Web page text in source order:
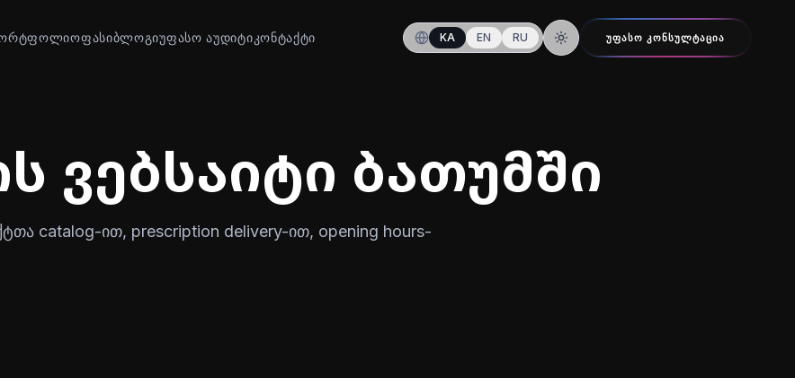
ᲤᲐᲡᲘᲑᲚᲝᲒᲘᲣᲤᲐᲡᲝ ᲐᲣᲓᲘᲢᲘᲙᲝᲜᲢᲐᲥᲢᲘ KA EN RU
ღამის რეჟიმზე გადართვა
ᲣᲤᲐᲡᲝ ᲙᲝᲜᲡᲣᲚᲢᲐᲪᲘᲐ
ვებსაიტი ბათუმში
catalog-ით, prescription delivery-ით, opening hours-